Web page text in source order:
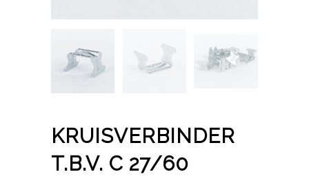
KRUISVERBINDER
T.B.V. C 27/60